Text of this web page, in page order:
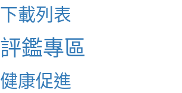
下載列表
評鑑專區
健康促進